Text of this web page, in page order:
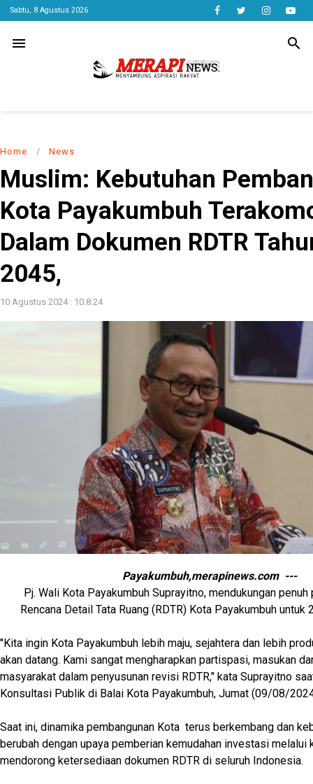
Sabtu, 8 Agustus 2026
menu search
Home / News
Muslim: Kebutuhan
Kota Payakumbuh
Dalam Dokumen RDTR
2045,
10 Agustus 2024 : 10.8.24
Payakumbuh,merapinews.com ---
Pj. Wali Kota Payakumbuh Suprayitno, mendukungan
Rencana Detail Tata Ruang (RDTR) Kota Payakumbuh untuk
"Kita ingin Kota Payakumbuh lebih maju, sejahtera dan lebih
akan datang. Kami sangat mengharapkan partispasi, masukan
masyarakat dalam penyusunan revisi RDTR," kata Suprayitno
Konsultasi Publik di Balai Kota Payakumbuh, Jumat (09/08/
Saat ini, dinamika pembangunan Kota terus berkembang dan
berubah dengan upaya pemberian kemudahan investasi melalui
mendorong ketersediaan dokumen RDTR di seluruh Indonesia.